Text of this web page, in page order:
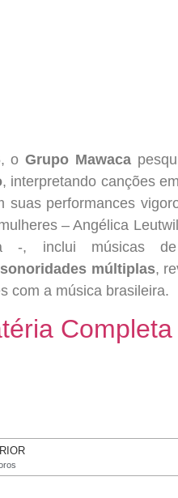
oGrupo Mawaca
, interpretando canções
suas performances
– Angélica
-, inclui músicas de
sonoridades múltiplas,
com a música brasileira.
Completa